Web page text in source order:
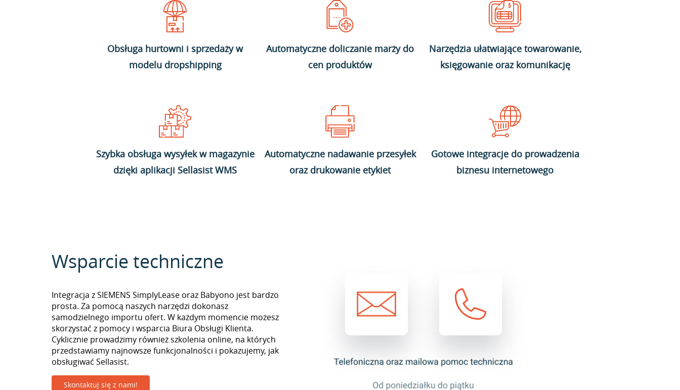
Obsługa hurtowni i sprzedaży w
modelu dropshipping
Automatyczne doliczanie marży do
cen produktów
Narzędzia ułatwiające towarowanie,
księgowanie oraz komunikację
Szybka obsługa wysyłek w magazynie
dzięki aplikacji Sellasist WMS
Automatyczne nadawanie przesyłek
oraz drukowanie etykiet
Gotowe integracje do prowadzenia
biznesu internetowego
Wsparcie techniczne
Integracja z SIEMENS SimplyLease oraz Babyono jest bardzo
prosta. Za pomocą naszych narzędzi dokonasz
samodzielnego importu ofert. W każdym momencie możesz
skorzystać z pomocy i wsparcia Biura Obsługi Klienta.
Cyklicznie prowadzimy również szkolenia online, na których
przedstawiamy najnowsze funkcjonalności i pokazujemy, jak
obsługiwać Sellasist.
Skontaktuj się z nami!